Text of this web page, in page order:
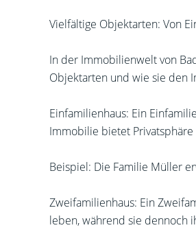
Vielfältige Objektarten: Von
In der Immobilienwelt von
Objektarten und wie sie den
Einfamilienhaus: Ein
Immobilie bietet
Beispiel: Die Familie Müller
Zweifamilienhaus: Ein
leben, während sie dennoch